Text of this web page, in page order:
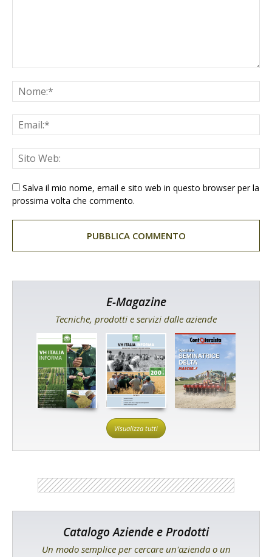
Salva il mio nome, email e sito web in questo browser per la
prossima volta che commento.
E-Magazine
Tecniche, prodotti e servizi dalle aziende
Visualizza tutti
Catalogo Aziende e Prodotti
Un modo semplice per cercare un'azienda o un